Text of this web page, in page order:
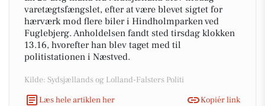
varetægtsfængslet, efter at være blevet sigtet for
hærværk mod flere biler i Hindholmparken ved
Fuglebjerg. Anholdelsen fandt sted tirsdag klokken
13.16, hvorefter han blev taget med til
politistationen i Næstved.
Kilde: Sydsjællands og Lolland-Falsters Politi
Læs hele artiklen her
Kopiér link